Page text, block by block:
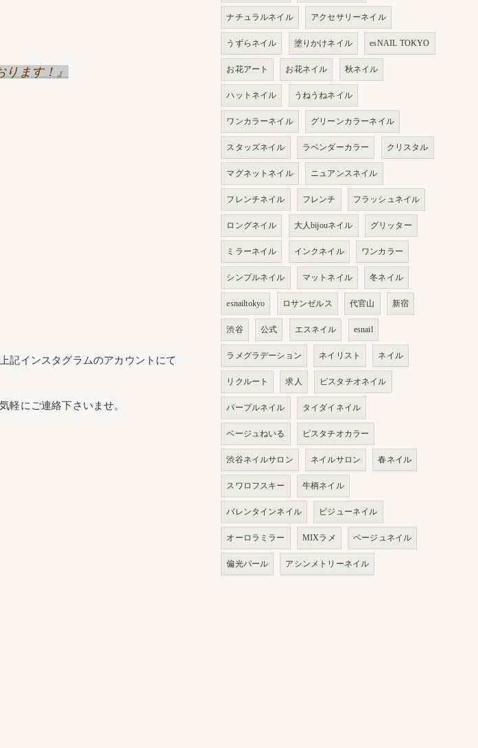
ます！』
記インスタグラムのアカウントにて
軽にご連絡下さいませ。
ナチュラルネイル アクセサリーネイル
うずらネイル 塗りかけネイル esNAIL TOKYO
お花アート お花ネイル 秋ネイル
ハットネイル うねうねネイル
ワンカラーネイル グリーンカラーネイル
スタッズネイル ラベンダーカラー クリスタル
マグネットネイル ニュアンスネイル
フレンチネイル フレンチ フラッシュネイル
ロングネイル 大人bijouネイル グリッター
ミラーネイル インクネイル ワンカラー
シンプルネイル マットネイル 冬ネイル
esnailtokyo ロサンゼルス 代官山 新宿
渋谷 公式 エスネイル esnail
ラメグラデーション ネイリスト ネイル
リクルート 求人 ピスタチオネイル
パープルネイル タイダイネイル
ベージュねいる ピスタチオカラー
渋谷ネイルサロン ネイルサロン 春ネイル
スワロフスキー 牛柄ネイル
バレンタインネイル ビジューネイル
オーロラミラー MIXラメ ベージュネイル
偏光パール アシンメトリーネイル